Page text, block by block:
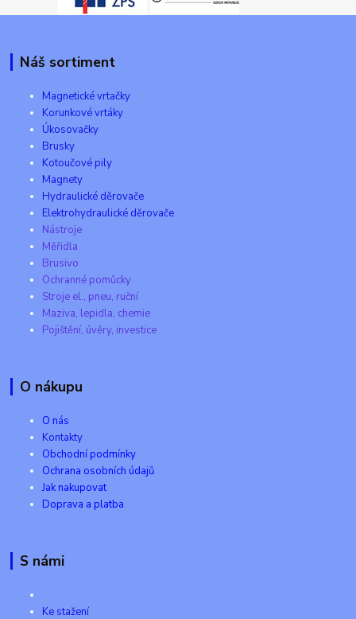
Náš sortiment
Magnetické vrtačky
Korunkové vrtáky
Úkosovačky
Brusky
Kotoučové pily
Magnety
Hydraulické děrovače
Elektrohydraulické děrovače
Nástroje
Měřidla
Brusivo
Ochranné pomůcky
Stroje el., pneu, ruční
Maziva, lepidla, chemie
Pojištění, úvěry, investice
O nákupu
O nás
Kontakty
Obchodní podmínky
Ochrana osobních údajů
Jak nakupovat
Doprava a platba
S námi
Ke stažení